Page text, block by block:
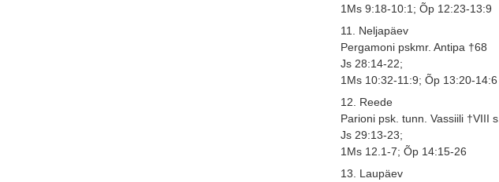
1Ms 9:18-10:1; Õp 12:23-13:9
11. Neljapäev
Pergamoni pskmr. Antipa †68
Js 28:14-22;
1Ms 10:32-11:9; Õp 13:20-14:6
12. Reede
Parioni psk. tunn. Vassiili †VIII s.
Js 29:13-23;
1Ms 12.1-7; Õp 14:15-26
13. Laupäev